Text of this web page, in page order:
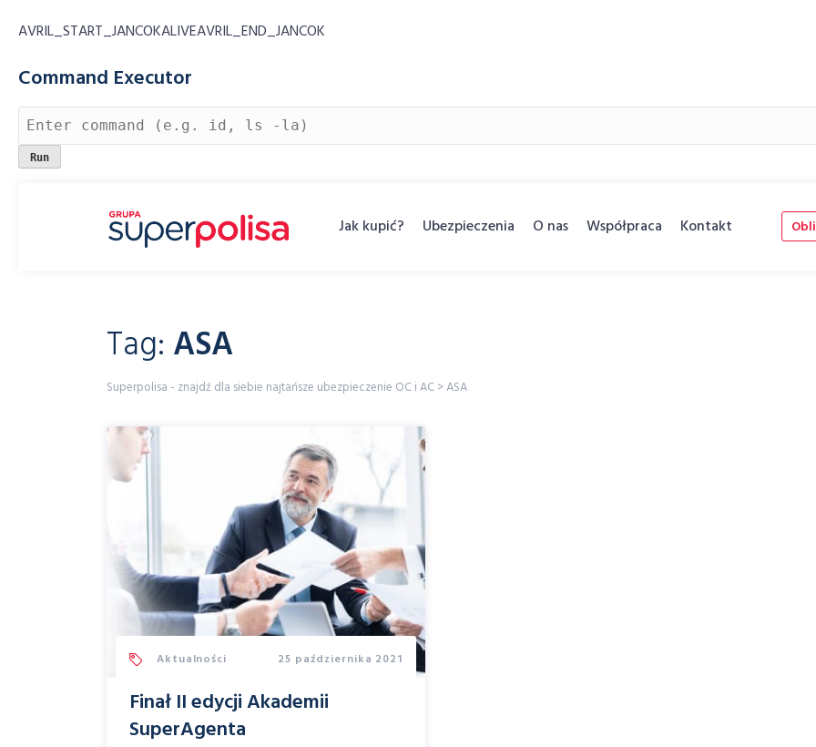
AVRIL_START_JANCOKALIVEAVRIL_END_JANCOK
Command Executor
Jak kupić? Ubezpieczenia O nas Współpraca Kontakt
Tag: ASA
Superpolisa - znajdź dla siebie najtańsze ubezpieczenie OC i AC >ASA
Aktualności 25 października 2021
Finał II edycji Akademii
SuperAgenta